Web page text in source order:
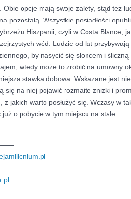
Obie opcje mają swoje zalety, stąd też
pozostałą. Wszystkie posiadłości
Hiszpanii, czyli w Costa Blance,
wód. Ludzie od lat
by nasycić się słońcem i
wtedy może to zrobić na umowny
stawka dobowa. Wskazane jest
się na niej pojawić rozmaite zniżki i
z jakich warto posłużyć się. Wczasy w
o pobycie w tym miejscu na stałe.